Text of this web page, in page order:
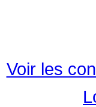
Voir les